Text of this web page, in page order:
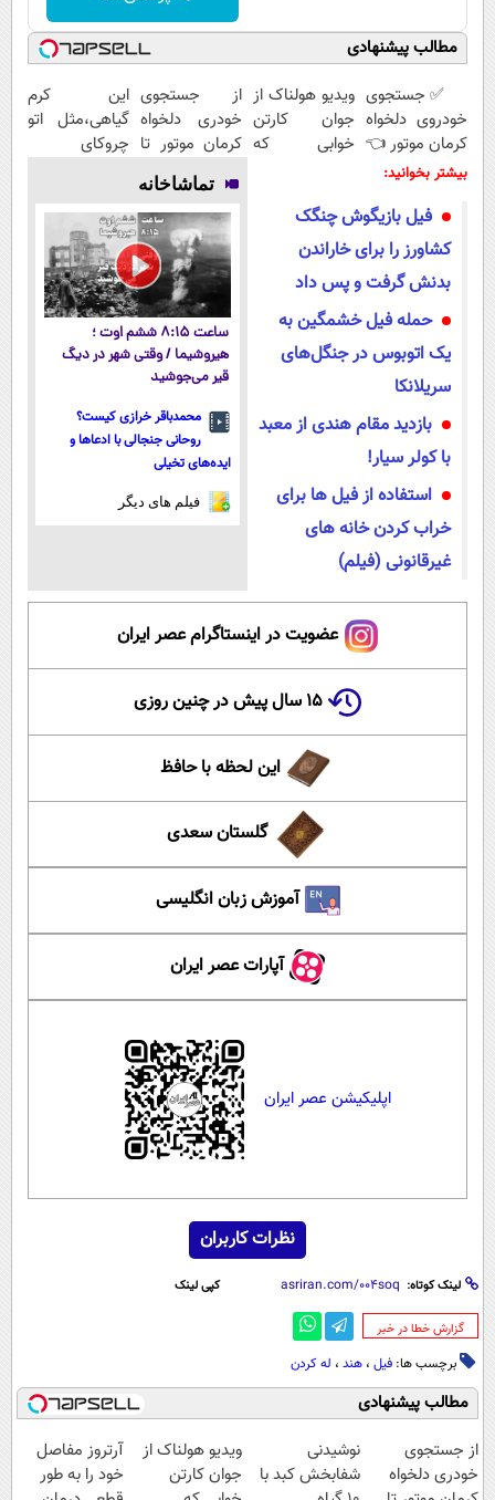
مطالب پیشنهادی
✅ جستجوی
خودروی دلخواه
کرمان موتور 👈
فروش ساده،
مستقیم
ویدیو هولناک از
جوان کارتن
خوابی که
از جستجوی
خودری دلخواه
کرمان موتور تا
فروش آن،
ساده، بی
واسطه و
مستقیم
این کرم
گیاهی،مثل اتو
چروکای
بیشتر بخوانید:
فیل بازیگوش چنگک
کشاورز را برای خاراندن
بدنش گرفت و پس داد
حمله فیل خشمگین به
یک اتوبوس در جنگل‌های
سریلانکا
بازدید مقام هندی از معبد
با کولر سیار!
استفاده از فیل ها برای
خراب کردن خانه های
غیرقانونی (فیلم)
تماشاخانه
ساعت ۸:۱۵ ششم اوت ؛
هیروشیما / وقتی شهر در دیگ
قیر می‌جوشید
محمدباقر خرازی کیست؟
روحانی جنجالی با ادعاها و
ایده‌های تخیلی
فیلم های دیگر
عضویت در اینستاگرام عصر ایران
۱۵ سال پیش در چنین روزی
این لحظه با حافظ
گلستان سعدی
آموزش زبان انگلیسی
آپارات عصر ایران
اپلیکیشن عصر ایران
نظرات کاربران
لینک کوتاه: کپی لینک
‌گزارش خطا در خبر
برچسب ها: فیل ، هند ، له کردن
مطالب پیشنهادی
از جستجوی
خودری دلخواه
نوشیدنی
شفابخش کبد با
ویدیو هولناک از
جوان کارتن
آرتروز مفاصل
خود را به طور